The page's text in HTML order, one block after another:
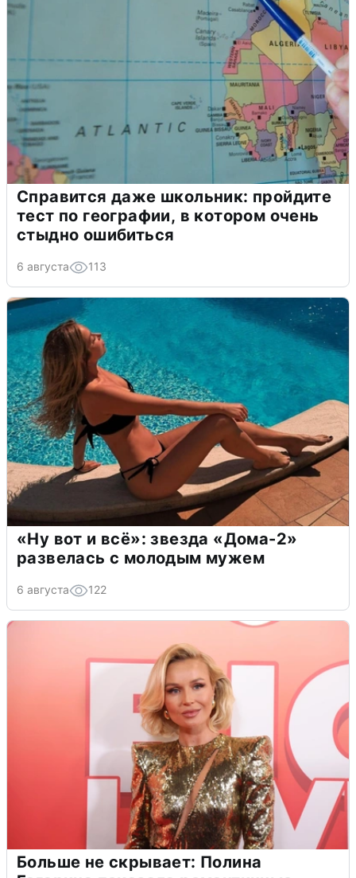
Справится даже школьник: пройдите
тест по географии, в котором очень
стыдно ошибиться
6 августа 113
«Ну вот и всё»: звезда «Дома-2»
развелась с молодым мужем
6 августа 122
Больше не скрывает: Полина